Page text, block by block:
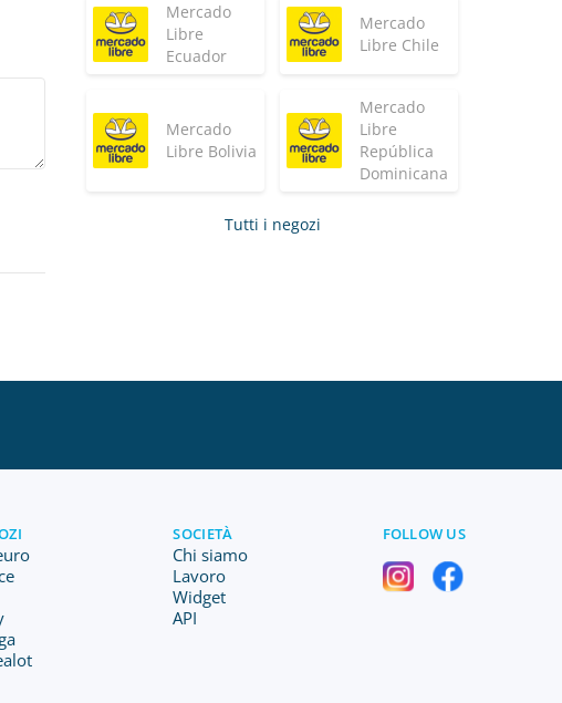
Mercado
Libre
Ecuador
Mercado
Libre Chile
Mercado
Libre Bolivia
Mercado
Libre
República
Dominicana
Tutti i negozi
SOCIETÀ
Chi siamo
Lavoro
Widget
API
FOLLOW US